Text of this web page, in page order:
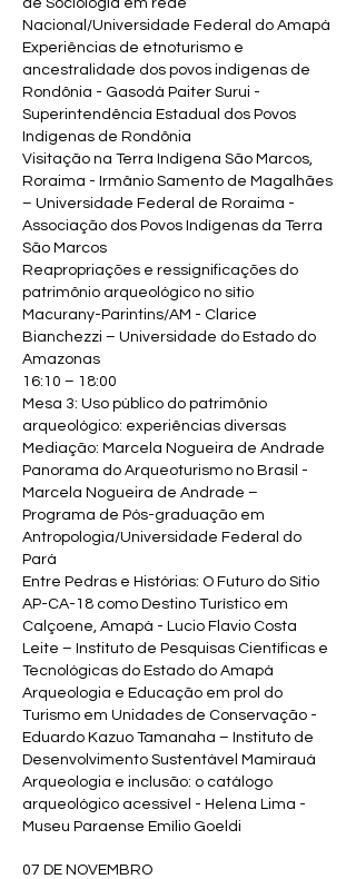
de Sociologia em rede
Nacional/Universidade Federal do Amapá
Experiências de etnoturismo e
ancestralidade dos povos indígenas de
Rondônia - Gasodá Paiter Surui -
Superintendência Estadual dos Povos
Indígenas de Rondônia
Visitação na Terra Indígena São Marcos,
Roraima - Irmânio Samento de Magalhães
– Universidade Federal de Roraima -
Associação dos Povos Indígenas da Terra
São Marcos
Reapropriações e ressignificações do
patrimônio arqueológico no sítio
Macurany-Parintins/AM - Clarice
Bianchezzi – Universidade do Estado do
Amazonas
16:10 – 18:00
Mesa 3: Uso público do patrimônio
arqueológico: experiências diversas
Mediação: Marcela Nogueira de Andrade
Panorama do Arqueoturismo no Brasil -
Marcela Nogueira de Andrade –
Programa de Pós-graduação em
Antropologia/Universidade Federal do
Pará
Entre Pedras e Histórias: O Futuro do Sítio
AP-CA-18 como Destino Turístico em
Calçoene, Amapá - Lucio Flavio Costa
Leite – Instituto de Pesquisas Científicas e
Tecnológicas do Estado do Amapá
Arqueologia e Educação em prol do
Turismo em Unidades de Conservação -
Eduardo Kazuo Tamanaha – Instituto de
Desenvolvimento Sustentável Mamirauá
Arqueologia e inclusão: o catálogo
arqueológico acessível - Helena Lima -
Museu Paraense Emílio Goeldi
07 DE NOVEMBRO